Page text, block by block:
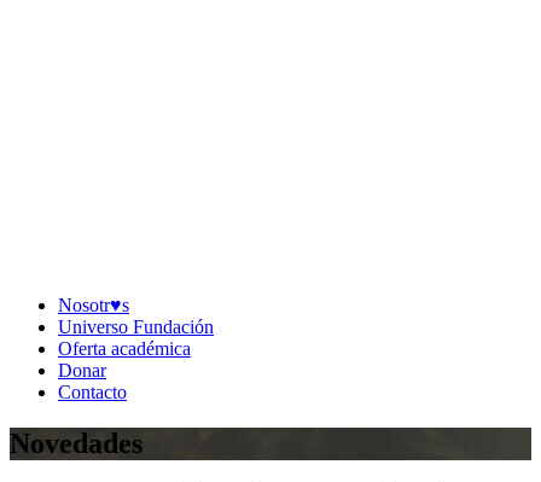
Nosotr♥︎s
Universo Fundación
Oferta académica
Donar
Contacto
Novedades